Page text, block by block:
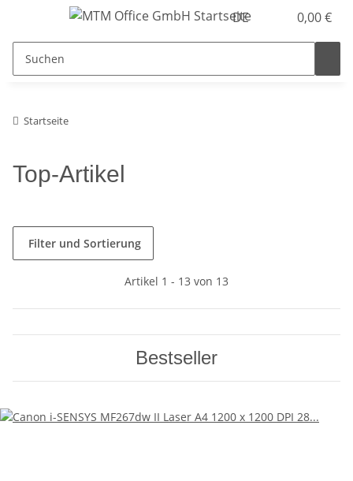
DE 0,00 €
Startseite
Top-Artikel
Filter und Sortierung
Artikel 1 - 13 von 13
Bestseller